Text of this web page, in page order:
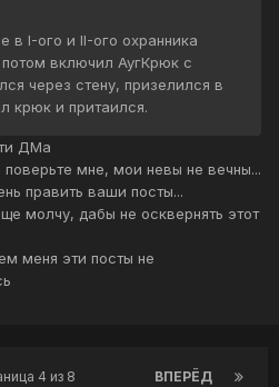
в I-ого и II-ого охранника
включил АугКрюк с
через стену, призелился в
крюк и притаился.
ДМа
мне, мои невы не вечны...
править ваши посты...
молчу, дабы не осквернять этот
меня эти посты не
ВПЕРЁД
4 из 8